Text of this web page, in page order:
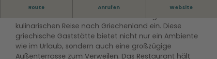
Route Anrufen Website
Hotel, Restaurant, Griechische Küche
Das Hotel - Restaurant Zeus in Wolfsburg lädt zu einer
kulinarischen Reise nach Griechenland ein. Diese
griechische Gaststätte bietet nicht nur ein Ambiente
wie im Urlaub, sondern auch eine großzügige
Außenterrasse zum Verweilen. Das Restaurant hält